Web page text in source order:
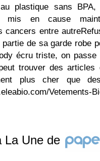
plastique sans BPA,
mis en cause
cancers entre
de sa garde robe
écru triste, on
trouver des articles
plus cher que
Vetements-
La Une de